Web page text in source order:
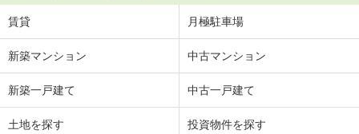
賃貸 月極駐車場
新築マンション 中古マンション
新築一戸建て 中古一戸建て
土地を探す 投資物件を探す